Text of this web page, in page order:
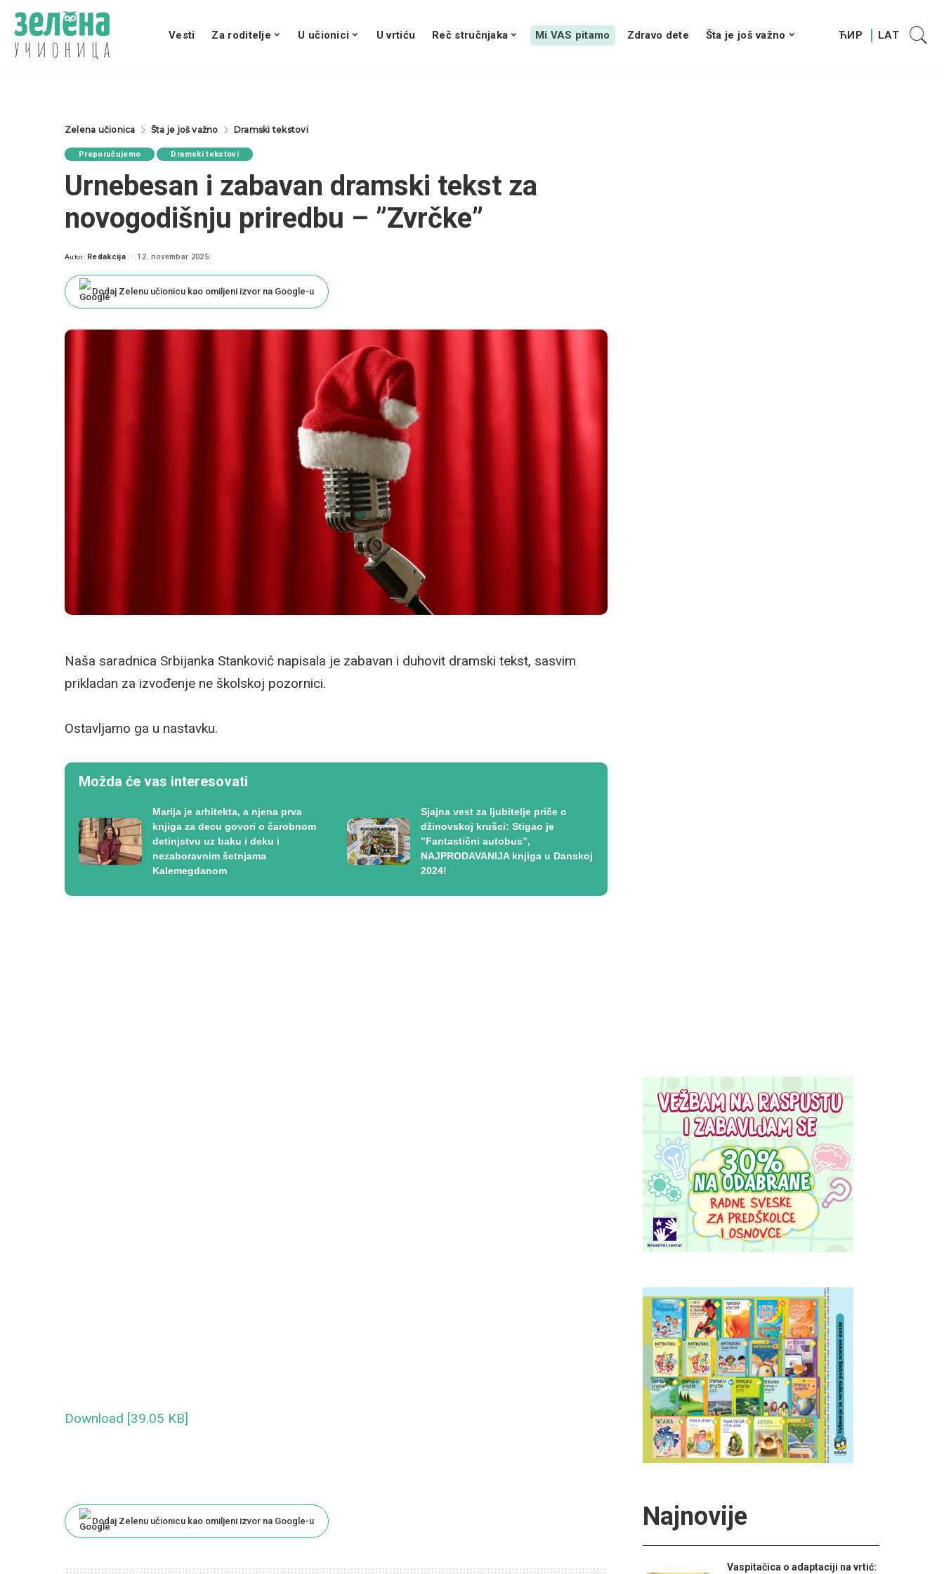
Vesti Za roditelje U učionici U vrtiću Reč stručnjaka Mi VAS pitamo Zdravo dete Šta je još važno
Zelena učionica Šta je još važno Dramski tekstovi
Preporučujemo Dramski tekstovi
Urnebesan i zabavan dramski tekst za
novogodišnju priredbu – ”Zvrčke”
Posted
Autor: Redakcija 12. novembar 2025.
Dodaj Zelenu učionicu kao omiljeni izvor na Google-u
Naša saradnica Srbijanka Stanković napisala je zabavan i duhovit dramski tekst, sasvim
prikladan za izvođenje ne školskoj pozornici.
Ostavljamo ga u nastavku.
Možda će vas interesovati
Marija je arhitekta, a njena prva
knjiga za decu govori o čarobnom
detinjstvu uz baku i deku i
nezaboravnim šetnjama
Kalemegdanom
Sjajna vest za ljubitelje priče o
džinovskoj krušci: Stigao je
”Fantastični autobus”,
NAJPRODAVANIJA knjiga u Danskoj
2024!
Download [39.05 KB]
Dodaj Zelenu učionicu kao omiljeni izvor na Google-u Najnovije
Vaspitačica o adaptaciji na vrtić: